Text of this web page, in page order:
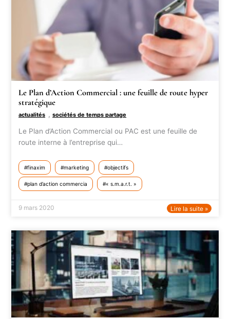
Le Plan d’Action Commercial : une feuille de route hyper
stratégique
actualités ,sociétés de temps partage
Le Plan d’Action Commercial ou PAC est une feuille de
route interne à l’entreprise qui…
finaxim marketing objectifs
plan d’action commercia « s.m.a.r.t. »
9 mars 2020 Lire la suite »